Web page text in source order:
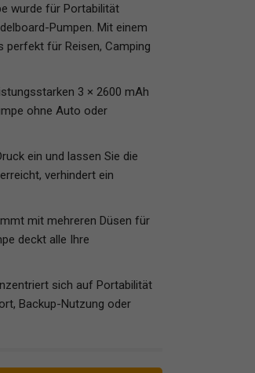
wurde für Portabilität
Pumpen. Mit einem
perfekt für Reisen, Camping
3 × 2600 mAh
ohne Auto oder
ein und lassen Sie die
verhindert ein
mit mehreren Düsen für
deckt alle Ihre
sich auf Portabilität
Backup-Nutzung oder